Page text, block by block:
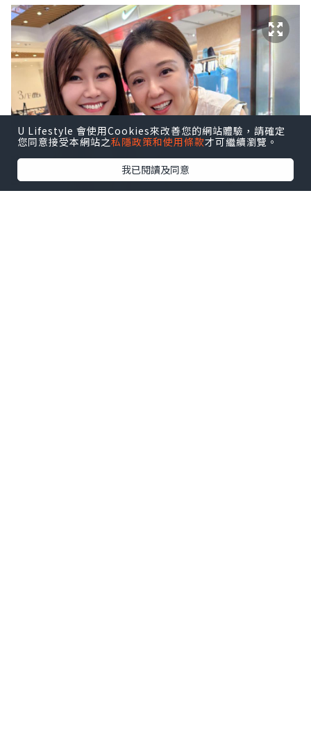
U Lifestyle 會使用Cookies來改善您的網站體驗，請確定
您同意接受本網站之私隱政策和使用條款才可繼續瀏覽。
我已閱讀及同意